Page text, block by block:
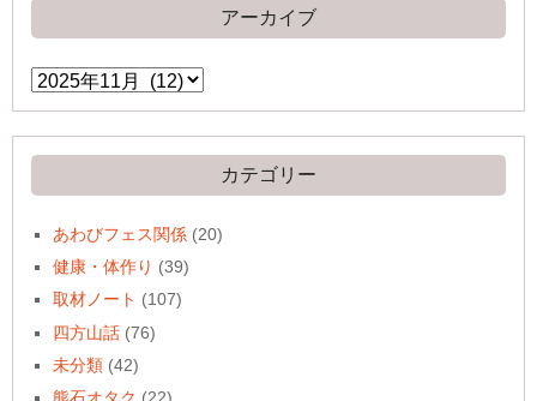
アーカイブ
ア
ー
イ
ブ
カテゴリー
あわびフェス関係 (20)
健康・体作り (39)
取材ノート (107)
四方山話 (76)
未分類 (42)